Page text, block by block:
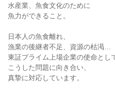
水産業、魚食文化のために
魚力ができること。
日本人の魚食離れ、
漁業の後継者不足、資源の枯渇…
東証プライム上場企業の使命とし
こうした問題に向き合い、
真摯に対応しています。